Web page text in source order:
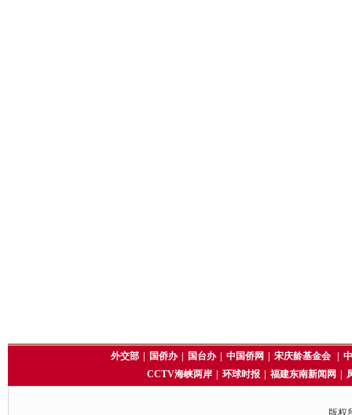
外交部 国侨办 国台办 中国侨网 宋庆龄基金会
CCTV海峡两岸
环球时报 福建东南新闻网
版权